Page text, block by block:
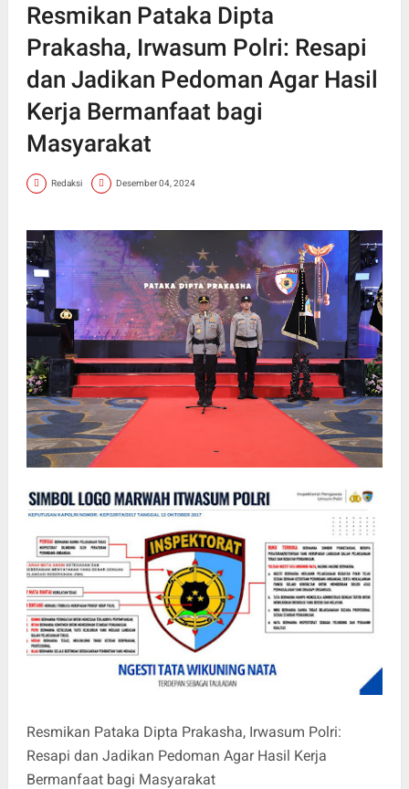
Resmikan Pataka Dipta
Prakasha, Irwasum Polri: Resapi
dan Jadikan Pedoman Agar Hasil
Kerja Bermanfaat bagi
Masyarakat
Redaksi Desember 04, 2024
Resmikan Pataka Dipta Prakasha, Irwasum Polri:
Resapi dan Jadikan Pedoman Agar Hasil Kerja
Bermanfaat bagi Masyarakat